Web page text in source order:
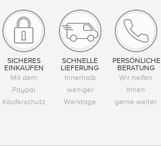
SICHERES
EINKAUFEN
Mit dem
Paypal
Käuferschutz
SCHNELLE
LIEFERUNG
Innerhalb
weniger
Werktage
PERSÖNLICHE
BERATUNG
Wir helfen
Ihnen
gerne weiter